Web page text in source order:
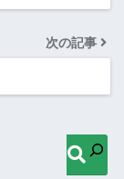
次の記事